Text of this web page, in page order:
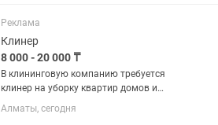
смены (день в день) 🕒 График:
гибкий...
Реклама
Клинер
8 000 - 20 000 ₸
В клининговую компанию требуется
клинер на уборку квартир домов и
Офисов. - Оплата Ежедневная. -
Плавающий график. - Возможно
Алматы, сегодня